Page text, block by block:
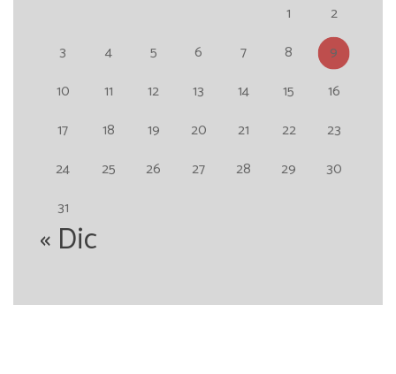
1
2
3
4 5 6 7 8
9
10
11 12 13 14 15
16
17
18 19 20 21 22
23
24
25 26 27 28 29
30
31
« Dic